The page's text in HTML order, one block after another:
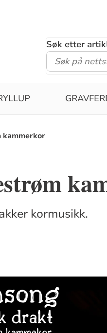
Søk etter
kammerkor
kormusikk.